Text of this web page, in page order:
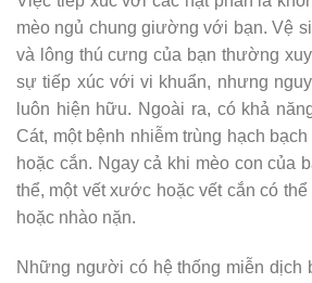
mèo ngủ chung giường với bạn. Vệ
và lông thú cưng của bạn thường
sự tiếp xúc với vi khuẩn, nhưng
luôn hiện hữu. Ngoài ra, có khả
Cát, một bệnh nhiễm trùng hạch
hoặc cắn. Ngay cả khi mèo con của
thể, một vết xước hoặc vết cắn có
hoặc nhào nặn.
Những người có hệ thống miễn dịch